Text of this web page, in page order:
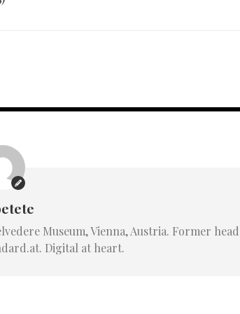
Museum, Vienna, Austria. Former
Digital at heart.